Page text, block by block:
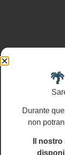
Durante
non
Il